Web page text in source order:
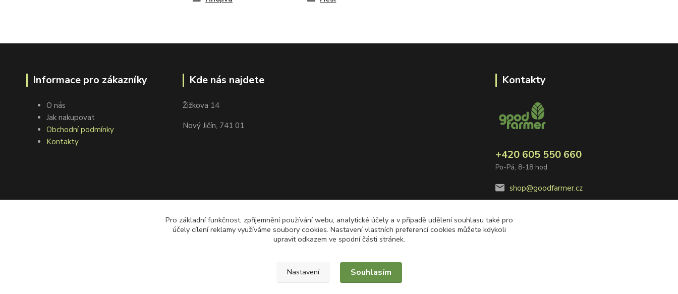
Informace pro zákazníky
O nás
Jak nakupovat
Obchodní podmínky
Kontakty
Kde nás najdete
Žižkova 14
Nový Jičín, 741 01
Kontakty
+420 605 550 660
Po-Pá, 8-18 hod
shop@goodfarmer.cz
Pro základní funkčnost, zpříjemnění používání webu, analytické účely a v případě udělení souhlasu také pro
účely cílení reklamy využíváme soubory cookies. Nastavení vlastních preferencí cookies můžete kdykoli
upravit odkazem ve spodní části stránek.
Nastavení Souhlasím